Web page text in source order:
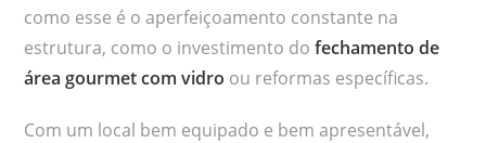
como esse é o aperfeiçoamento constante na
estrutura, como o investimento dofechamento de
área gourmet com vidro ou reformas específicas.
Com um local bem equipado e bem apresentável,